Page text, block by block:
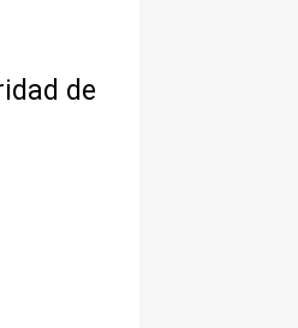
de